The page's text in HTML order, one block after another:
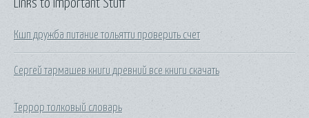
Links to Important Stuff
Кшп дружба питание тольятти проверить счет
Сергей тармашев книги древний все книги скачать
Террор толковый словарь